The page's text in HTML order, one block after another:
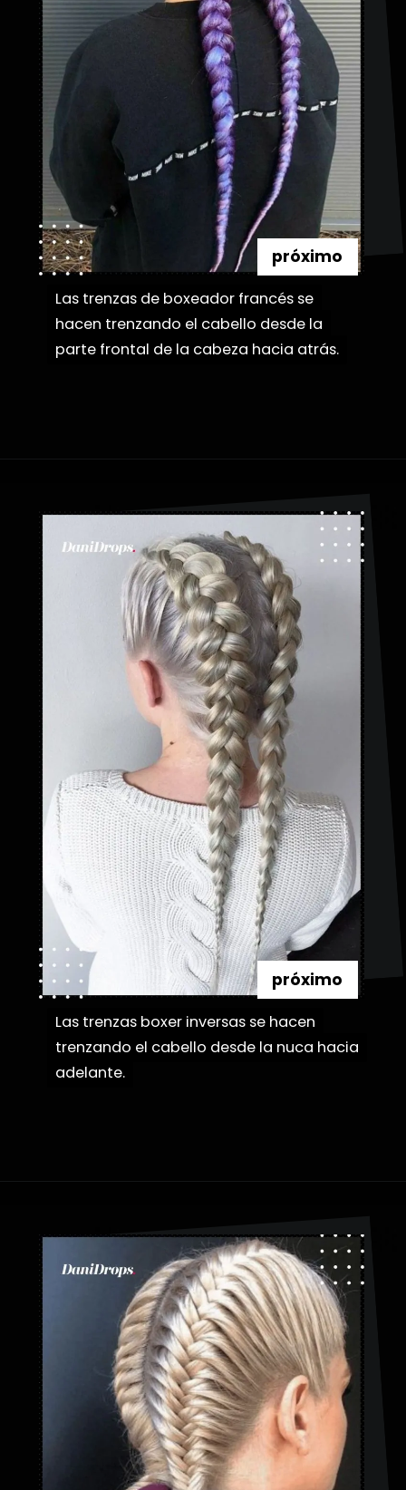
Las trenzas de boxeador francés se
hacen trenzando el cabello desde la
parte frontal de la cabeza hacia atrás.
Las trenzas de boxeador francés se
hacen trenzando el cabello desde la
parte frontal de la cabeza hacia atrás.
próximo
Las trenzas boxer inversas se hacen
trenzando el cabello desde la nuca hacia
adelante.
Las trenzas boxer inversas se hacen
trenzando el cabello desde la nuca hacia
adelante.
próximo